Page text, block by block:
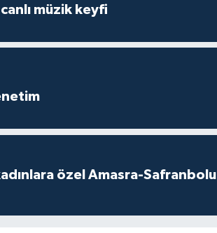
sinema ve canlı müzik keyfi
özel Amasra-Safranbolu